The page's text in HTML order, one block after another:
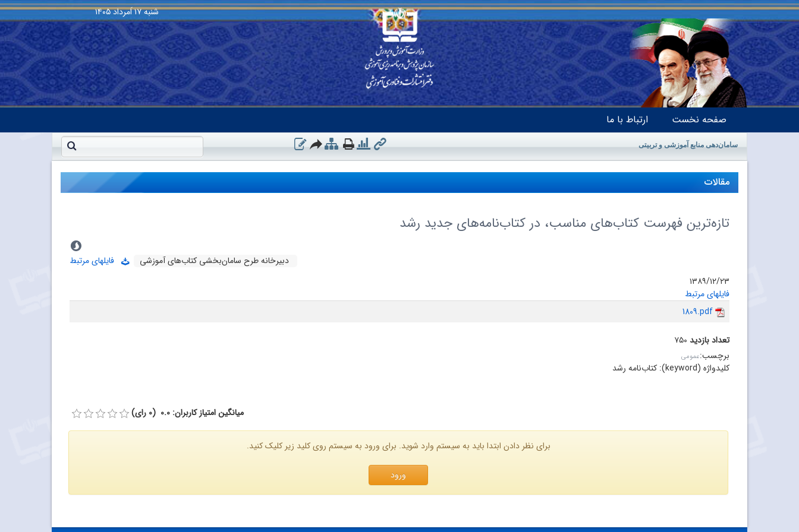
شنبه۱۷ اَمرداد ۱۴۰۵
صفحه نخست ارتباط با ما
سامان‌دهی منابع آموزشی و تربیتی
مقالات
تازه‌ترین فهرست کتاب‌های مناسب، در کتاب‌نامه‌های جدید رشد
دبیرخانه طرح سامان‌بخشی کتاب‌های آموزشی
فایلهای مرتبط
۱۳۸۹/۱۲/۲۳
فایلهای مرتبط
1809.pdf
تعداد بازدید ۷۵۰
برچسب:عمومی
کلیدواژه (keyword): کتاب‌نامه رشد
میانگین امتیاز کاربران: 0.0 (0 رای)
برای نظر دادن ابتدا باید به سیستم وارد شوید. برای ورود به سیستم روی کلید زیر کلیک کنید.
ورود